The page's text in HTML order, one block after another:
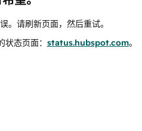
。请刷新页面，然后重试。
态页面： status.hubspot.com。